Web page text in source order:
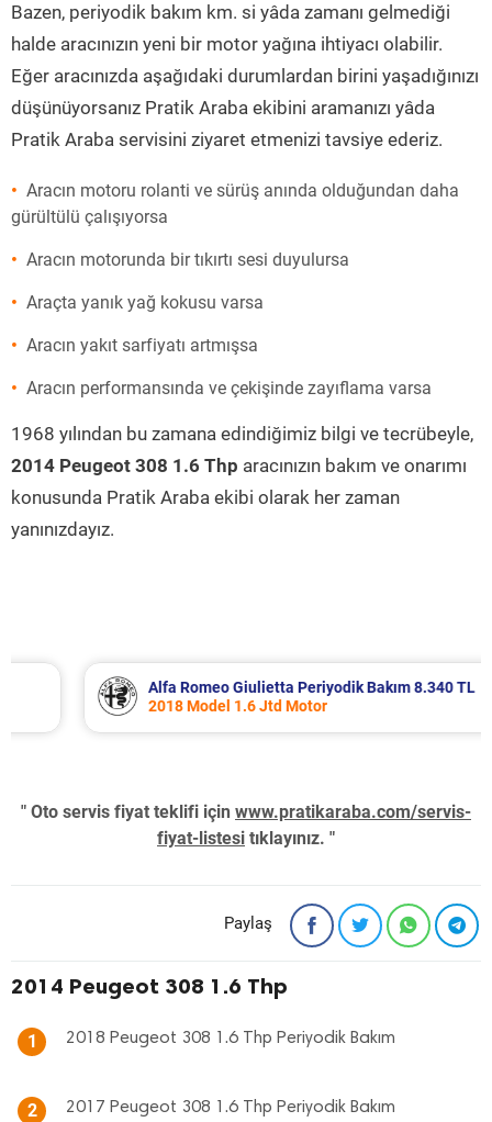
Bazen, periyodik bakım km. si yâda zamanı gelmediği
halde aracınızın yeni bir motor yağına ihtiyacı olabilir.
Eğer aracınızda aşağıdaki durumlardan birini yaşadığınızı
düşünüyorsanız Pratik Araba ekibini aramanızı yâda
Pratik Araba servisini ziyaret etmenizi tavsiye ederiz.
Aracın motoru rolanti ve sürüş anında olduğundan daha
gürültülü çalışıyorsa
Aracın motorunda bir tıkırtı sesi duyulursa
Araçta yanık yağ kokusu varsa
Aracın yakıt sarfiyatı artmışsa
Aracın performansında ve çekişinde zayıflama varsa
1968 yılından bu zamana edindiğimiz bilgi ve tecrübeyle,
2014 Peugeot 308 1.6 Thp aracınızın bakım ve onarımı
konusunda Pratik Araba ekibi olarak her zaman
yanınızdayız.
Alfa Romeo Giulietta Periyodik Bakım 8.340 TL
2018 Model 1.6 Jtd Motor
" Oto servis fiyat teklifi için www.pratikaraba.com/servis-
fiyat-listesi tıklayınız. "
Paylaş
2014 Peugeot 308 1.6 Thp
1 2018 Peugeot 308 1.6 Thp Periyodik Bakım
2 2017 Peugeot 308 1.6 Thp Periyodik Bakım